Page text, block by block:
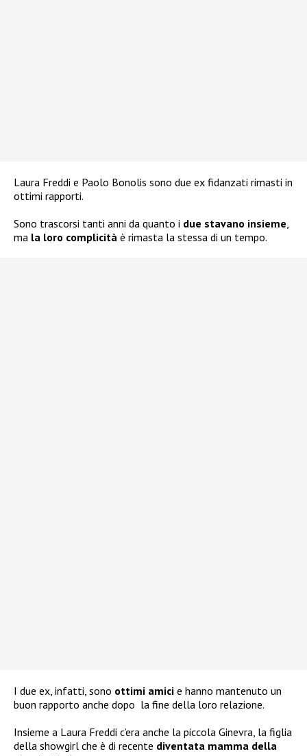
Laura Freddi e Paolo Bonolis sono due ex fidanzati rimasti in
ottimi rapporti.
Sono trascorsi tanti anni da quanto i due stavano insieme
ma la loro complicità è rimasta la stessa di un tempo.
I due ex, infatti, sono ottimi amici e hanno mantenuto un
buon rapporto anche dopo la fine della loro relazione.
Insieme a Laura Freddi c’era anche la piccola Ginevra, la figlia
della showgirl che è di recente diventata mamma della